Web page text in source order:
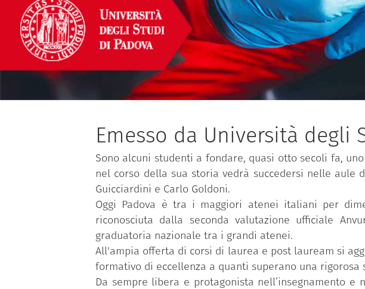
Emesso da Università degli
Sono alcuni studenti a fondare, quasi otto secoli fa,
nel corso della sua storia vedrà succedersi nelle aule
Guicciardini e Carlo Goldoni.
Oggi Padova è tra i maggiori atenei italiani per
riconosciuta dalla seconda valutazione ufficiale
graduatoria nazionale tra i grandi atenei.
All'ampia offerta di corsi di laurea e post lauream si
formativo di eccellenza a quanti superano una rigorosa
Da sempre libera e protagonista nell’insegnamento